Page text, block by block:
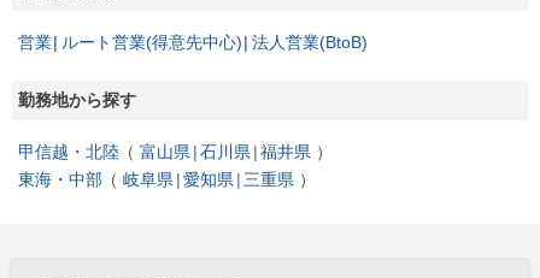
営業 ルート営業(得意先中心) 法人営業(BtoB)
勤務地から探す
甲信越・北陸 富山県 石川県 福井県
東海・中部
岐阜県 愛知県 三重県